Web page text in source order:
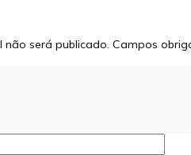
não será publicado. Campos